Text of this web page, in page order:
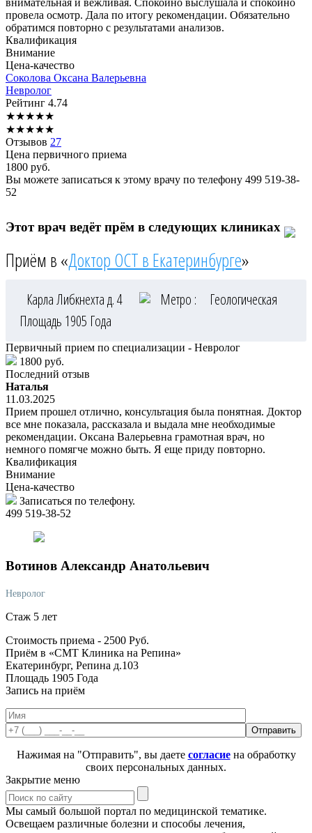
провела осмотр. Дала по итогу рекомендации. Обязательно
обратимся повторно с результатами анализов.
Квалификация
Внимание
Цена-качество
Соколова Оксана Валерьевна
Невролог
Рейтинг 4.74
★★★★★
★★★★★
Отзывов 27
Цена первичного приема
1800 руб.
Вы можете записаться к этому врачу по телефону 499 519-38-
52
Этот врач ведёт прём в следующих клиниках
Приём в «Доктор ОСТ в Екатеринбурге»
Карла Либкнехта д. 4 Метро :
Геологическая
Площадь 1905 Года
Первичный прием по специализации - Невролог
1800 руб.
Последний отзыв
Наталья
11.03.2025
Прием прошел отлично, консультация была понятная. Доктор
все мне показала, рассказала и выдала мне необходимые
рекомендации. Оксана Валерьевна грамотная врач, но
немного помягче можно быть. Я еще приду повторно.
Квалификация
Внимание
Цена-качество
Записаться по телефону.
499 519-38-52
Вотинов Александр Анатольевич
Невролог
Стаж 5 лет
Стоимость приема - 2500 Руб.
Приём в «СМТ Клиника на Репина»
Екатеринбург, Репина д.103
Площадь 1905 Года
Запись на приём
Нажимая на "Отправить", вы даете согласиена обработку
своих персональных данных.
Закрытие меню
Мы самый большой портал по медицинской тематике.
Освещаем различные болезни и способы лечения,